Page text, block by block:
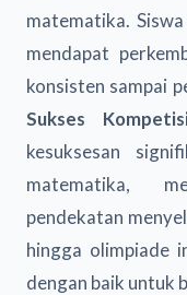
matematika.
mendapat
konsisten sampai
Sukses
kesuksesan
matematika,
pendekatan
hingga olimpiade
dengan baik untuk